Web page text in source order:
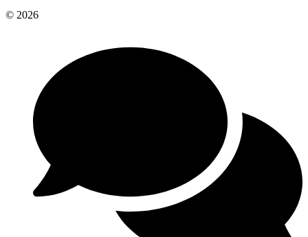
© 2026